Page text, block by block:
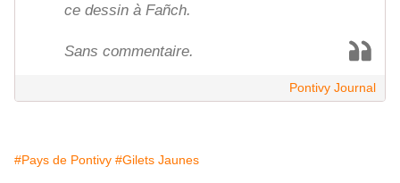
ce dessin à Fañch.
Sans commentaire.
Pontivy Journal
#Pays de Pontivy #Gilets Jaunes